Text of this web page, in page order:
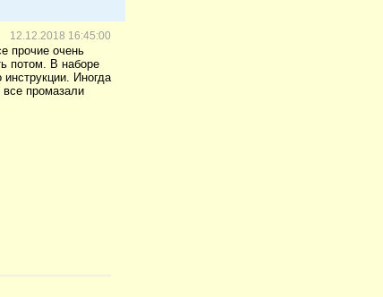
12.12.2018 16:45:00
прочие очень
потом. В наборе
Иногда
промазали